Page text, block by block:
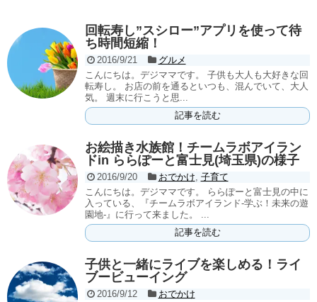
回転寿し”スシロー”アプリを使って待
ち時間短縮！
2016/9/21
グルメ
こんにちは。デジママです。 子供も大人も大好きな回
転寿し。 お店の前を通るといつも、混んでいて、大人
気。 週末に行こうと思...
記事を読む
お絵描き水族館！チームラボアイラン
ドin ららぽーと富士見(埼玉県)の様子
2016/9/20 おでかけ 子育て
こんにちは。デジママです。 ららぽーと富士見の中に
入っている、『チームラボアイランド-学ぶ！未来の遊
園地-』に行って来ました。 ...
記事を読む
子供と一緒にライブを楽しめる！ライ
ブービューイング
2016/9/12
おでかけ